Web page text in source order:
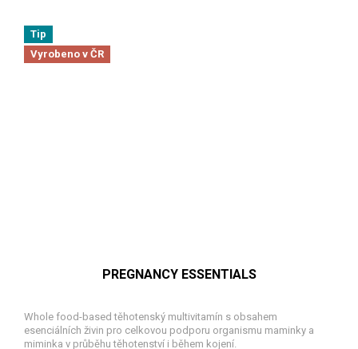
Tip
Vyrobeno v ČR
PREGNANCY ESSENTIALS
Whole food-based těhotenský multivitamín s obsahem
esenciálních živin pro celkovou podporu organismu maminky a
miminka v průběhu těhotenství i během kojení.